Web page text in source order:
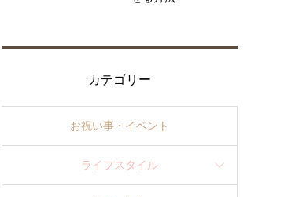
カテゴリー
お祝い事・イベント
ライフスタイル